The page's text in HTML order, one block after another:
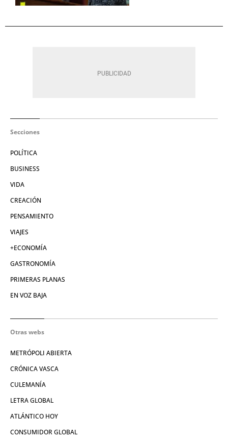
Secciones
POLÍTICA
BUSINESS
VIDA
CREACIÓN
PENSAMIENTO
VIAJES
+ECONOMÍA
GASTRONOMÍA
PRIMERAS PLANAS
EN VOZ BAJA
Otras webs
METRÓPOLI ABIERTA
CRÓNICA VASCA
CULEMANÍA
LETRA GLOBAL
ATLÁNTICO HOY
CONSUMIDOR GLOBAL